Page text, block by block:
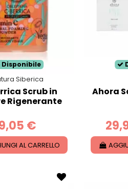
Disponibile
Siberica
Scrub in
Rigenerante
€
AL CARRELLO
Ahora